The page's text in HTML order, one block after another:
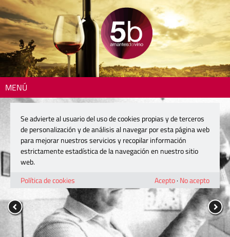
MENÚ
Se advierte al usuario del uso de cookies propias y de terceros
de personalización y de análisis al navegar por esta página web
para mejorar nuestros servicios y recopilar información
estrictamente estadística de la navegación en nuestro sitio
web.
Política de cookies
Acepto· No acepto